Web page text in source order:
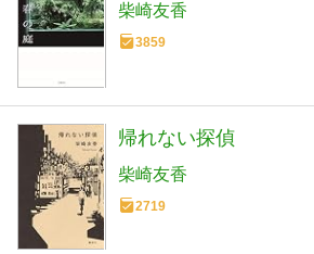
柴崎友香
3859
帰れない探偵
柴崎友香
2719